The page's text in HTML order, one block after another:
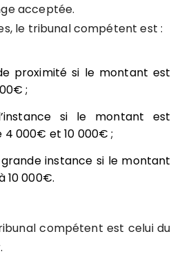
acceptée.
le tribunal compétent est :
proximité si le montant est
;
si le montant est
000€ et 10 000€ ;
instance si le montant
10 000€.
compétent est celui du